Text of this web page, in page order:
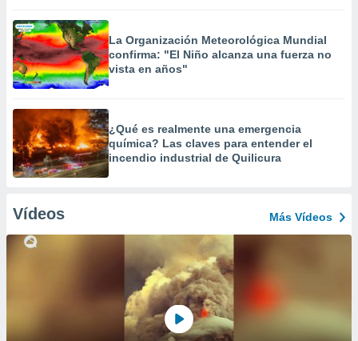
La Organización Meteorológica Mundial
confirma: "El Niño alcanza una fuerza no
vista en años"
¿Qué es realmente una emergencia
química? Las claves para entender el
incendio industrial de Quilicura
Vídeos Más Vídeos